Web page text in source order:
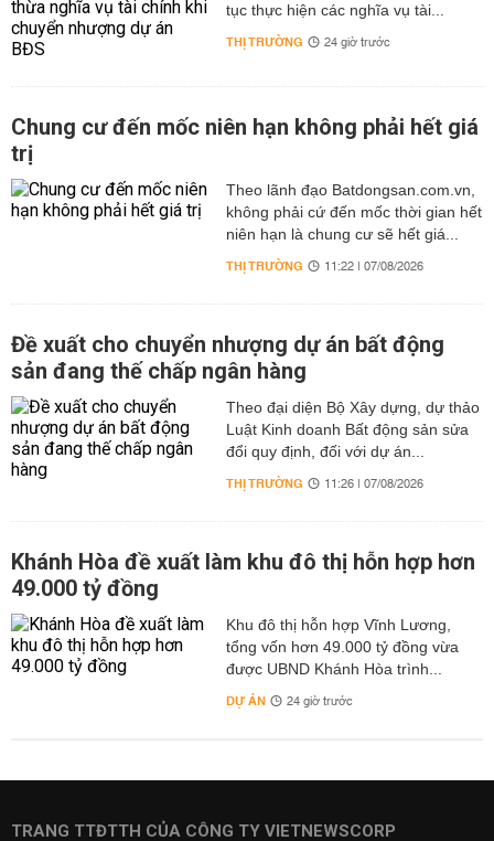
tục thực hiện các nghĩa vụ tài...
THỊ TRƯỜNG 24 giờ trước
Chung cư đến mốc niên hạn không phải hết giá
trị
Theo lãnh đạo Batdongsan.com.vn,
không phải cứ đến mốc thời gian hết
niên hạn là chung cư sẽ hết giá...
THỊ TRƯỜNG 11:22 | 07/08/2026
Đề xuất cho chuyển nhượng dự án bất động
sản đang thế chấp ngân hàng
Theo đại diện Bộ Xây dựng, dự thảo
Luật Kinh doanh Bất động sản sửa
đổi quy định, đối với dự án...
THỊ TRƯỜNG 11:26 | 07/08/2026
Khánh Hòa đề xuất làm khu đô thị hỗn hợp hơn
49.000 tỷ đồng
Khu đô thị hỗn hợp Vĩnh Lương,
tổng vốn hơn 49.000 tỷ đồng vừa
được UBND Khánh Hòa trình...
DỰ ÁN 24 giờ trước
TRANG TTĐTTH CỦA CÔNG TY VIETNEWSCORP